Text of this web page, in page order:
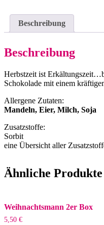
Beschreibung
Beschreibung
Herbstzeit ist
Schokolade mit einem
Allergene Zutaten:
Mandeln, Eier, Milch, Soja
Zusatzstoffe:
Sorbit
eine Übersicht aller
Ähnliche Produkte
Weihnachtsmann 2er Box
5,50 €